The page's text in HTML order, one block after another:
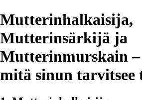
Mutterinhalkaisija,
Mutterinsärkijä ja
Mutterinmurskain
mitä sinun tarvitsee